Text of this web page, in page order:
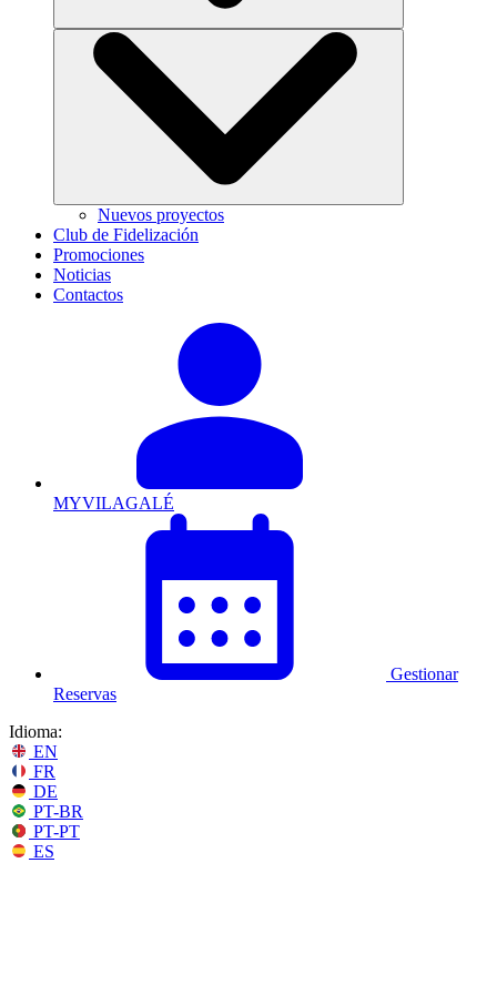
Nuevos proyectos
Club de Fidelización
Promociones
Noticias
Contactos
MYVILAGALÉ
Gestionar
Reservas
Idioma:
EN
FR
DE
PT-BR
PT-PT
ES